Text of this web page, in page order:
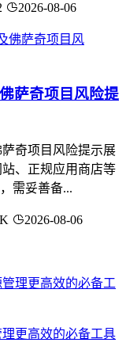
2026-08-06
萨奇项目风险提
萨奇项目风险提示展
站、正规应用商店等
需妥善备...
2026-08-06
更高效的必备工具